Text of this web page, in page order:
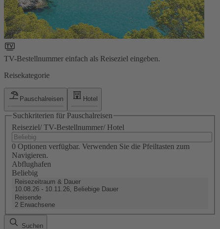
TV-Bestellnummer einfach als Reiseziel eingeben.
Reisekategorie
Pauschalreisen Hotel
Suchkriterien für Pauschalreisen
Reiseziel/ TV-Bestellnummer/ Hotel
0 Optionen verfügbar. Verwenden Sie die Pfeiltasten zum
Navigieren.
Abflughafen
Beliebig
Reisezeitraum & Dauer
10.08.26 - 10.11.26, Beliebige Dauer
Reisende
2 Erwachsene
Suchen